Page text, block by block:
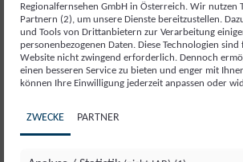
GUT AIDERBICHL:
JULI 2026
Regionalfernsehen GmbH in Österreich. Wir nutzen
Partnern (2), um unsere Dienste bereitzustellen.
und Tools von Drittanbietern zur Verarbeitung
personenbezogenen Daten. Diese Technologien
Website nicht zwingend erforderlich. Dennoch
einen besseren Service zu bieten und enger mit
können Ihre Einwilligung jederzeit anpassen oder
ZWECKE PARTNER